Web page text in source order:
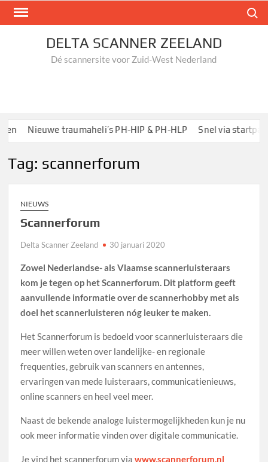
Zoek
DELTA SCANNER ZEELAND
Dé scannersite voor Zuid-West Nederland
Nieuwe traumaheli’s PH-HIP & PH-HLP Snel via
Tag: scannerforum
NIEUWS
Scannerforum
Delta Scanner Zeeland 30 januari 2020
Zowel Nederlandse- als Vlaamse scannerluisteraars
kom je tegen op het Scannerforum. Dit platform geeft
aanvullende informatie over de scannerhobby met als
doel het scannerluisteren nóg leuker te maken.
Het Scannerforum is bedoeld voor scannerluisteraars die
meer willen weten over landelijke- en regionale
frequenties, gebruik van scanners en antennes,
ervaringen van mede luisteraars, communicatienieuws,
online scanners en heel veel meer.
Naast de bekende analoge luistermogelijkheden kun je nu
ook meer informatie vinden over digitale communicatie.
Je vind het scannerforum viawww.scannerforum.nl